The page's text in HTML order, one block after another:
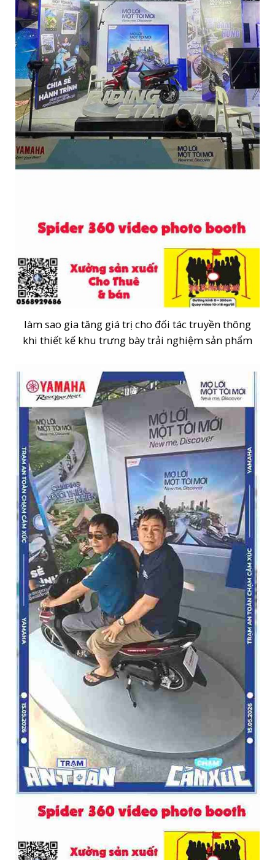
làm sao gia tăng giá trị cho đối tác truyền thông
khi thiết kế khu trưng bày trải nghiệm sản phẩm